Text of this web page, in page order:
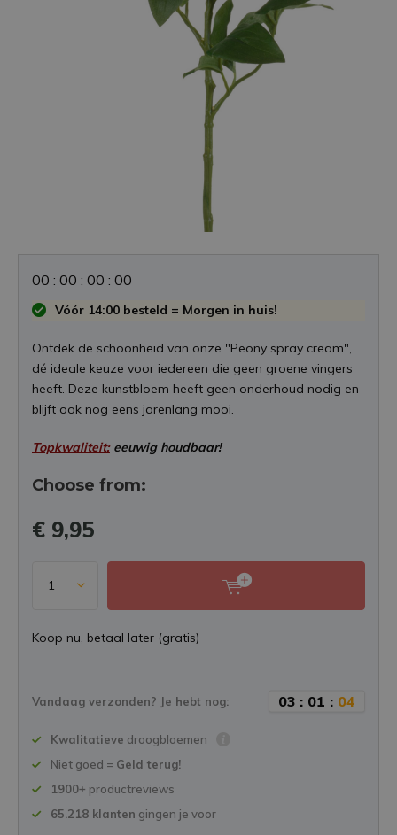
00 : 00 : 00 : 00
Vóór 14:00 besteld = Morgen in huis!
Ontdek de schoonheid van onze "Peony spray cream",
dé ideale keuze voor iedereen die geen groene vingers
heeft. Deze kunstbloem heeft geen onderhoud nodig en
blijft ook nog eens jarenlang mooi.
Topkwaliteit:eeuwig houdbaar!
Choose from:
€ 9,95
Koop nu, betaal later (gratis)
Vandaag verzonden? Je hebt nog: 03 : 01 : 04
Kwalitatieve droogbloemen
Niet goed = Geld terug!
1900+ productreviews
65.218 klanten gingen je voor